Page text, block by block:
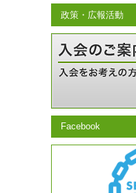
政策・広報活動
Facebook